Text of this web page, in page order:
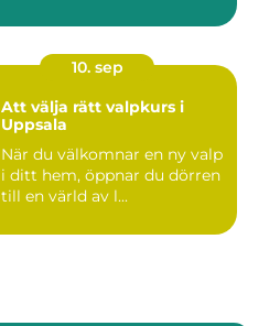
10. sep
Att välja rätt valpkurs i
Uppsala
När du välkomnar en ny valp
i ditt hem, öppnar du dörren
till en värld av l...